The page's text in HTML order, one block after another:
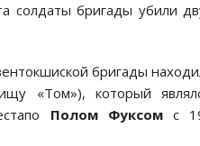
солдаты бригады
бригады
«Том»), который
Полом Фуксомс